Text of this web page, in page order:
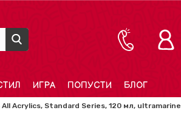
ИГРА ПОПУСТИ БЛОГ
Acrylics, Standard Series, 120 мл, ultramarine